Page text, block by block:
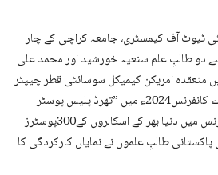
ٹیوٹ آف کیمسٹری، جامعہ کراچی کے چار
دو طالبِ علم سنعیہ خورشید اور محمد علی
منعقدہ امریکن کیمیکل سوسائٹی قطر چیپٹر
اور آر ایس سی ریجنل ایم ای اے کانفرنس2024ء میں ”تھرڈ پلیس پوسٹر
ایوارڈ“ اپنے نام کر لیا ہے۔ کانفرنس میں دنیا بھر کے اسکالروں کے300پوسٹرز
طالبِ علموں نے نمایاں کارکردگی کا